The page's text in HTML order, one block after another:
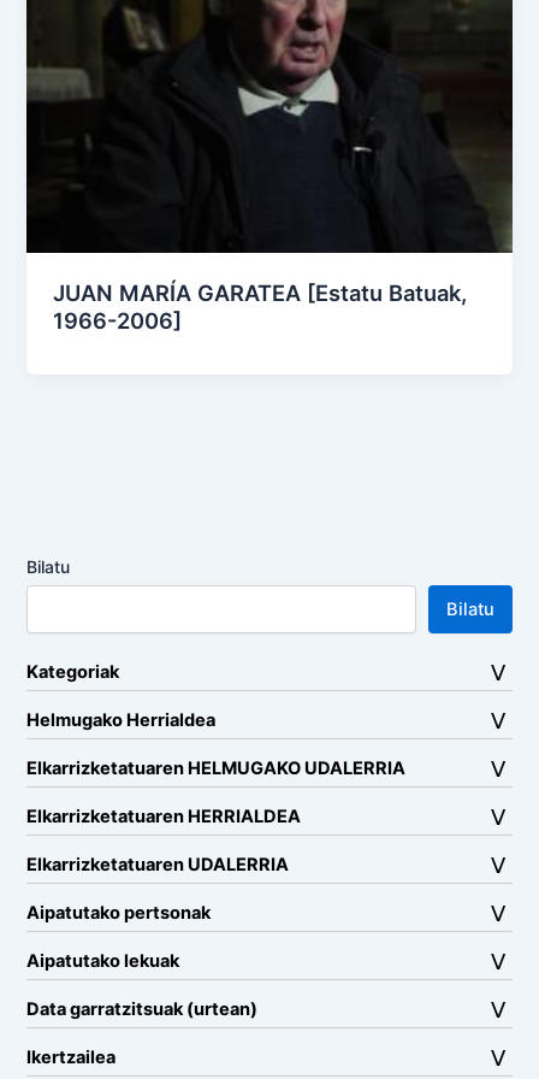
JUAN MARÍA GARATEA [Estatu Batuak,
1966-2006]
Bilatu
Bilatu
Kategoriak
Helmugako Herrialdea
Elkarrizketatuaren HELMUGAKO UDALERRIA
Elkarrizketatuaren HERRIALDEA
Elkarrizketatuaren UDALERRIA
Aipatutako pertsonak
Aipatutako lekuak
Data garratzitsuak (urtean)
Ikertzailea